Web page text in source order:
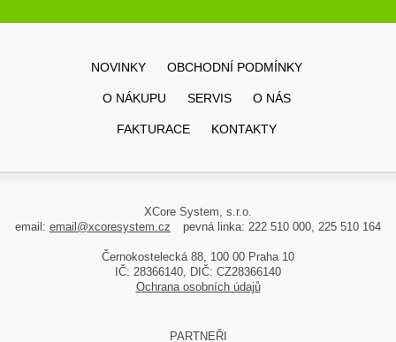
NOVINKY OBCHODNÍ PODMÍNKY
O NÁKUPU SERVIS O NÁS
FAKTURACE KONTAKTY
XCore System, s.r.o.
email: email@xcoresystem.cz pevná linka: 222 510 000, 225 510 164
Černokostelecká 88, 100 00 Praha 10
IČ: 28366140, DIČ: CZ28366140
Ochrana osobních údajů
PARTNEŘI